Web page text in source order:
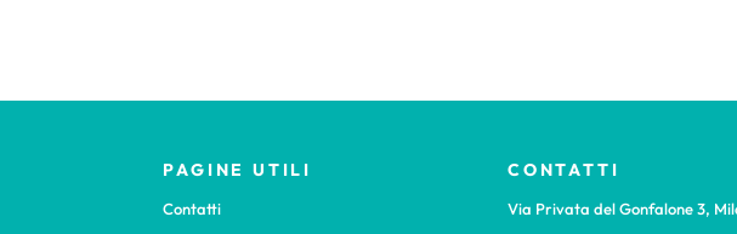
PAGINE UTILI
Contatti
CONTATTI
Via Privata del Gonfalone 3,